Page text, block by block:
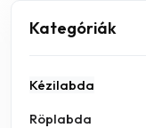
Kategóriák
Kézilabda
Röplabda